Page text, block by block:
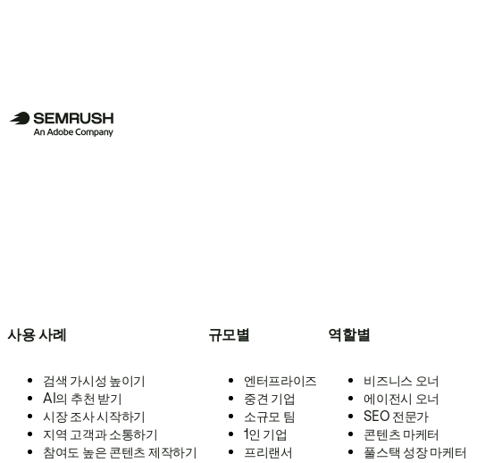
사용 사례
검색 가시성 높이기
AI의 추천 받기
시장 조사 시작하기
지역 고객과 소통하기
참여도 높은 콘텐츠 제작하기
규모별
엔터프라이즈
중견 기업
소규모 팀
1인 기업
프리랜서
역할별
비즈니스 오너
에이전시 오너
SEO 전문가
콘텐츠 마케터
풀스택 성장 마케터